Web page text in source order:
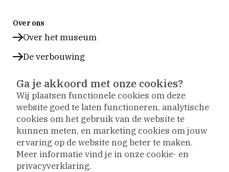
Over ons
Over het museum
De verbouwing
Vriendenvereniging
Vacatures
Contact
Bezoekadres
Delft
op
Delft
op op
Ga je akkoord met onze cookies?
Wij plaatsen functionele cookies om deze
website goed te laten functioneren, analytische
cookies om het gebruik van de website te
kunnen meten, en marketing cookies om jouw
ervaring op de website nog beter te maken.
Meer informatie vind je in onze cookie- en
privacyverklaring.